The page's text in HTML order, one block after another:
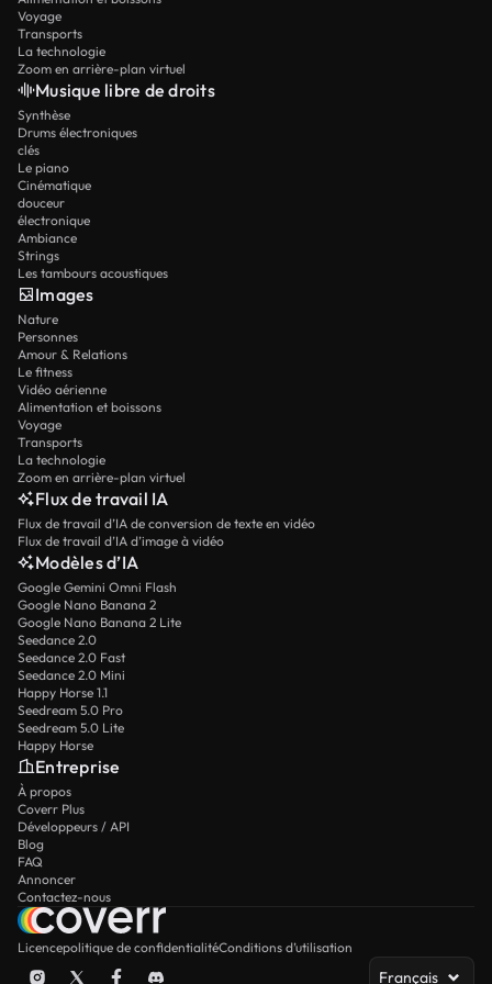
Voyage
Transports
La technologie
Zoom en arrière-plan virtuel
Musique libre de droits
Synthèse
Drums électroniques
clés
Le piano
Cinématique
douceur
électronique
Ambiance
Strings
Les tambours acoustiques
Images
Nature
Personnes
Amour & Relations
Le fitness
Vidéo aérienne
Alimentation et boissons
Voyage
Transports
La technologie
Zoom en arrière-plan virtuel
Flux de travail IA
Flux de travail d’IA de conversion de texte en vidéo
Flux de travail d’IA d’image à vidéo
Modèles d’IA
Google Gemini Omni Flash
Google Nano Banana 2
Google Nano Banana 2 Lite
Seedance 2.0
Seedance 2.0 Fast
Seedance 2.0 Mini
Happy Horse 1.1
Seedream 5.0 Pro
Seedream 5.0 Lite
Happy Horse
Entreprise
À propos
Coverr Plus
Développeurs / API
Blog
FAQ
Annoncer
Contactez-nous
Licencepolitique de confidentialitéConditions d’utilisation
Français